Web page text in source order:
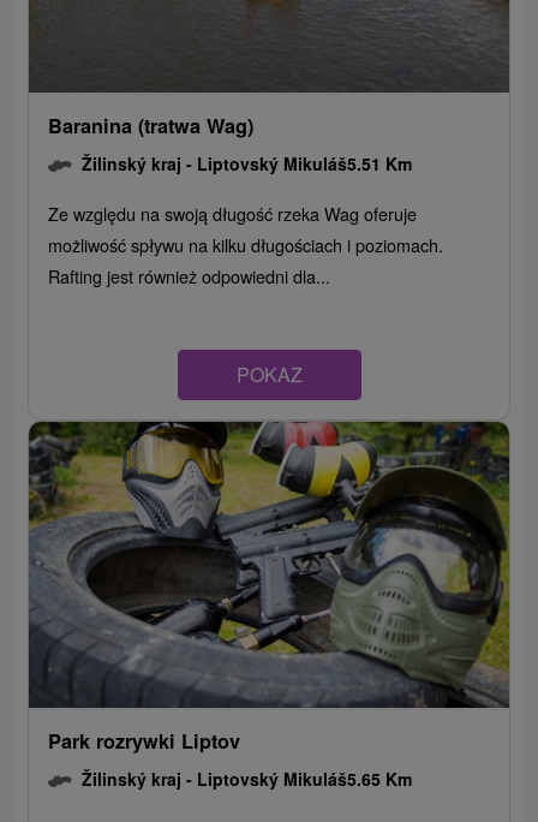
Baranina (tratwa Wag)
Žilinský kraj - Liptovský Mikuláš5.51 Km
Ze względu na swoją długość rzeka Wag oferuje
możliwość spływu na kilku długościach i poziomach.
Rafting jest również odpowiedni dla...
POKAZ
Park rozrywki Liptov
Žilinský kraj - Liptovský Mikuláš5.65 Km